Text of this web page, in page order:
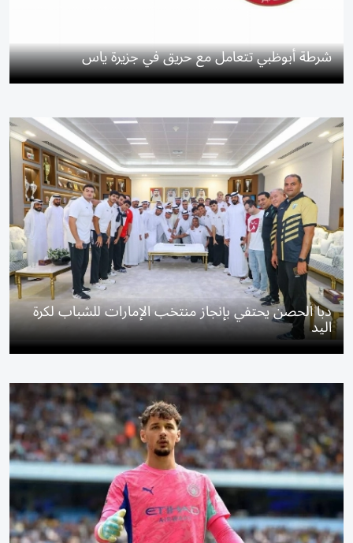
شرطة أبوظبي تتعامل مع حريق في جزيرة ياس
دبا الحصن يحتفي بإنجاز منتخب الإمارات للشباب لكرة
اليد